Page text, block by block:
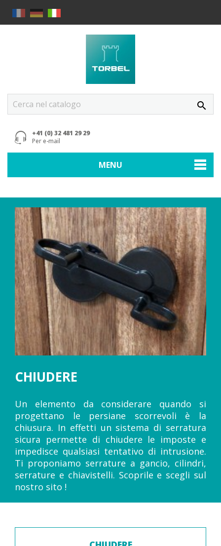
search
+41 (0) 32 481 29 29
Per e-mail
MENU
CHIUDERE
Un elemento da considerare quando si
progettano le persiane scorrevoli è la
chiusura. In effetti un sistema di serratura
sicura permette di chiudere le imposte e
impedisce qualsiasi tentativo di intrusione.
Ti proponiamo serrature a gancio, cilindri,
serrature e chiavistelli. Scoprile e scegli sul
nostro sito !